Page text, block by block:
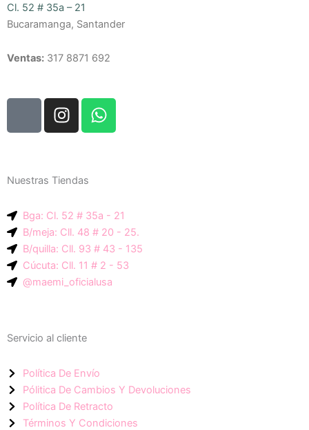
Cl. 52 # 35a – 21
Bucaramanga, Santander
Ventas: 317 8871 692
W
e
-
i
c
o
n
a
c
e
b
o
o
I
n
a
r
a
m
W
h
p
p
Nuestras Tiendas
Bga: Cl. 52 # 35a - 21
B/meja: Cll. 48 # 20 - 25.
B/quilla: Cll. 93 # 43 - 135
Cúcuta: Cll. 11 # 2 - 53
@maemi_oficialusa
Servicio al cliente
Política De Envío
Pólitica De Cambios Y Devoluciones
Política De Retracto
Términos Y Condiciones